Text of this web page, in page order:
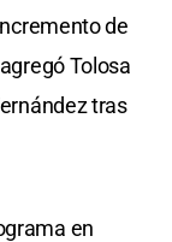
de
Tolosa
tras
en